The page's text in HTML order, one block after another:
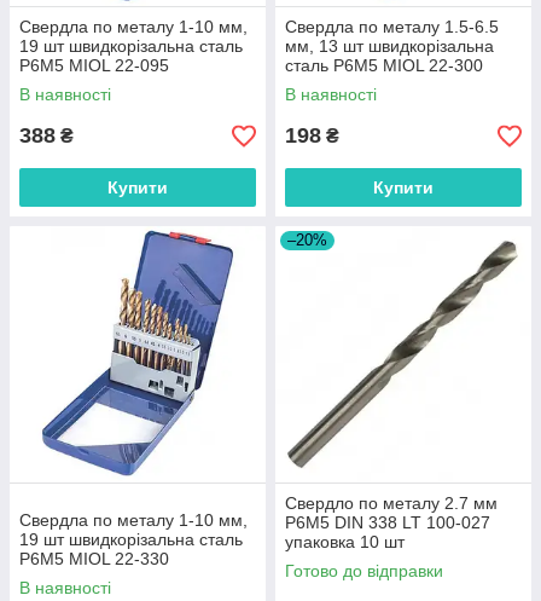
Свердла по металу 1-10 мм,
19 шт швидкорізальна сталь
P6M5 MIOL 22-095
В наявності
388 ₴
Купити
Свердла по металу 1.5-6.5
мм, 13 шт швидкорізальна
сталь P6M5 MIOL 22-300
В наявності
198 ₴
Купити
Свердла по металу 1-10 мм,
19 шт швидкорізальна сталь
P6M5 MIOL 22-330
В наявності
–20%
Свердло по металу 2.7 мм
P6M5 DIN 338 LT 100-027
упаковка 10 шт
Готово до відправки